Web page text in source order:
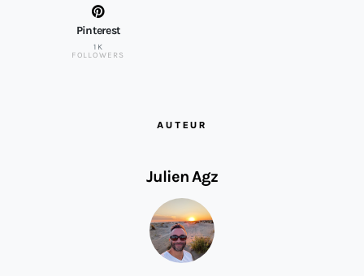
Pinterest
1K
FOLLOWERS
AUTEUR
Julien Agz